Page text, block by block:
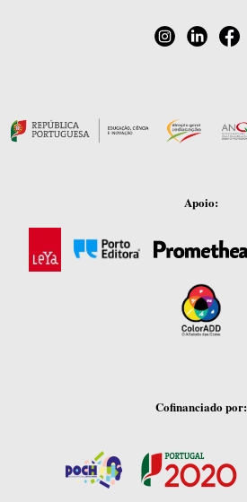
Apoio:
Cofinanciado por: